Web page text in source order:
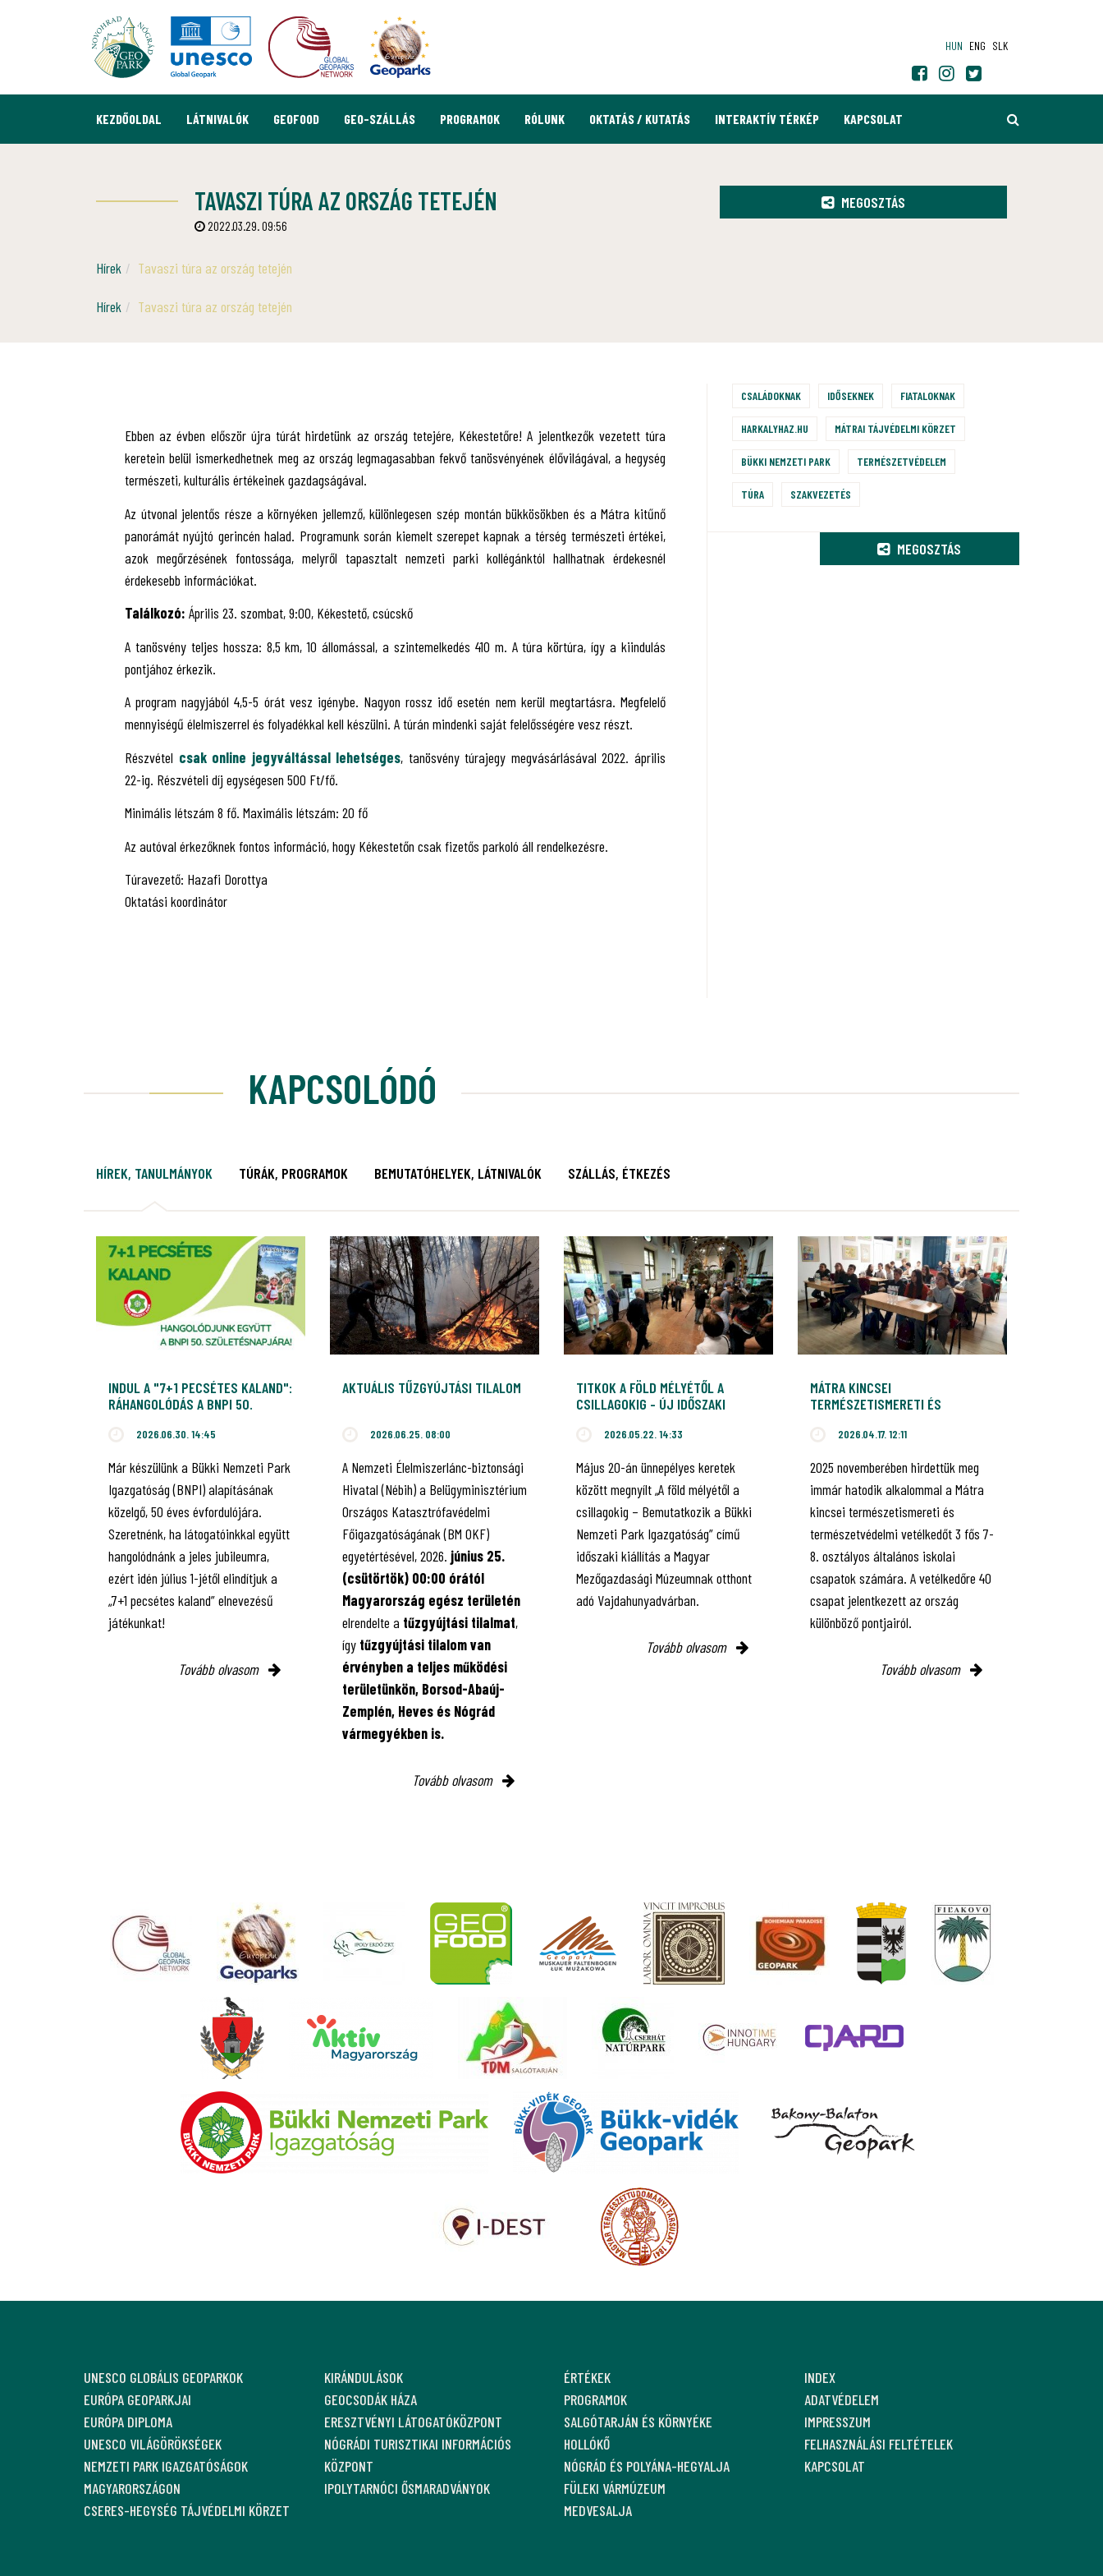
HUN ENG SLK
KEZDŐOLDAL LÁTNIVALÓK GEOFOOD GEO-SZÁLLÁS PROGRAMOK RÓLUNK OKTATÁS / KUTATÁS INTERAKTÍV TÉRKÉP KAPCSOLAT
TAVASZI TÚRA AZ ORSZÁG TETEJÉN
2022.03.29. 09:56
Hírek Tavaszi túra az ország tetején
MEGOSZTÁS
Hírek Tavaszi túra az ország tetején
Ebben az évben először újra túrát hirdetünk az ország tetejére, Kékestetőre! A jelentkezők vezetett túra
keretein belül ismerkedhetnek meg az ország legmagasabban fekvő tanösvényének élővilágával, a hegység
természeti, kulturális értékeinek gazdagságával.
Az útvonal jelentős része a környéken jellemző, különlegesen szép montán bükkösökben és a Mátra kitűnő
panorámát nyújtó gerincén halad. Programunk során kiemelt szerepet kapnak a térség természeti értékei,
azok megőrzésének fontossága, melyről tapasztalt nemzeti parki kollégánktól hallhatnak érdekesnél
érdekesebb információkat.
Találkozó: Április 23. szombat, 9:00, Kékestető, csúcskő
A tanösvény teljes hossza: 8,5 km, 10 állomással, a szintemelkedés 410 m. A túra körtúra, így a kiindulás
pontjához érkezik.
A program nagyjából 4,5-5 órát vesz igénybe. Nagyon rossz idő esetén nem kerül megtartásra. Megfelelő
mennyiségű élelmiszerrel és folyadékkal kell készülni. A túrán mindenki saját felelősségére vesz részt.
Részvétel csak online jegyváltással lehetséges, tanösvény túrajegy megvásárlásával 2022. április
22-ig. Részvételi díj egységesen 500 Ft/fő.
Minimális létszám 8 fő. Maximális létszám: 20 fő
Az autóval érkezőknek fontos információ, hogy Kékestetőn csak fizetős parkoló áll rendelkezésre.
Túravezető: Hazafi Dorottya
Oktatási koordinátor
CSALÁDOKNAK IDŐSEKNEK FIATALOKNAK
HARKALYHAZ.HU MÁTRAI TÁJVÉDELMI KÖRZET
BÜKKI NEMZETI PARK TERMÉSZETVÉDELEM
TÚRA SZAKVEZETÉS
MEGOSZTÁS
KAPCSOLÓDÓ
HÍREK, TANULMÁNYOK TÚRÁK, PROGRAMOK BEMUTATÓHELYEK, LÁTNIVALÓK SZÁLLÁS, ÉTKEZÉS
INDUL A "7+1 PECSÉTES KALAND":
RÁHANGOLÓDÁS A BNPI 50.
2026.06.30. 14:45
Már készülünk a Bükki Nemzeti Park
Igazgatóság (BNPI) alapításának
közelgő, 50 éves évfordulójára.
Szeretnénk, ha látogatóinkkal együtt
hangolódnánk a jeles jubileumra,
ezért idén július 1-jétől elindítjuk a
„7+1 pecsétes kaland” elnevezésű
játékunkat!
Tovább olvasom
AKTUÁLIS TŰZGYÚJTÁSI TILALOM
2026.06.25. 08:00
A Nemzeti Élelmiszerlánc-biztonsági
Hivatal (Nébih) a Belügyminisztérium
Országos Katasztrófavédelmi
Főigazgatóságának (BM OKF)
egyetértésével, 2026. június 25.
(csütörtök) 00:00 órától
Magyarország egész területén
elrendelte a tűzgyújtási tilalmat,
így tűzgyújtási tilalom van
érvényben a teljes működési
területünkön, Borsod-Abaúj-
Zemplén, Heves és Nógrád
vármegyékben is.
Tovább olvasom
TITKOK A FÖLD MÉLYÉTŐL A
CSILLAGOKIG - ÚJ IDŐSZAKI
VAJDAHUNYADVÁRBAN, AMELY A
IGAZGATÓSÁGOT MUTATJA BE
2026.05.22. 14:33
Május 20-án ünnepélyes keretek
között megnyílt „A föld mélyétől a
csillagokig – Bemutatkozik a Bükki
Nemzeti Park Igazgatóság” című
időszaki kiállítás a Magyar
Mezőgazdasági Múzeumnak otthont
adó Vajdahunyadvárban.
Tovább olvasom
MÁTRA KINCSEI
TERMÉSZETISMERETI ÉS
2026.04.17. 12:11
2025 novemberében hirdettük meg
immár hatodik alkalommal a Mátra
kincsei természetismereti és
természetvédelmi vetélkedőt 3 fős 7-
8. osztályos általános iskolai
csapatok számára. A vetélkedőre 40
csapat jelentkezett az ország
különböző pontjairól.
Tovább olvasom
UNESCO GLOBÁLIS GEOPARKOK
EURÓPA GEOPARKJAI
EURÓPA DIPLOMA
UNESCO VILÁGÖRÖKSÉGEK
NEMZETI PARK IGAZGATÓSÁGOK
MAGYARORSZÁGON
CSERES-HEGYSÉG TÁJVÉDELMI KÖRZET
KIRÁNDULÁSOK
GEOCSODÁK HÁZA
ERESZTVÉNYI LÁTOGATÓKÖZPONT
NÓGRÁDI TURISZTIKAI INFORMÁCIÓS
KÖZPONT
IPOLYTARNÓCI ŐSMARADVÁNYOK
ÉRTÉKEK
PROGRAMOK
SALGÓTARJÁN ÉS KÖRNYÉKE
HOLLÓKŐ
NÓGRÁD ÉS POLYÁNA-HEGYALJA
FÜLEKI VÁRMÚZEUM
MEDVESALJA
INDEX
ADATVÉDELEM
IMPRESSZUM
FELHASZNÁLÁSI FELTÉTELEK
KAPCSOLAT